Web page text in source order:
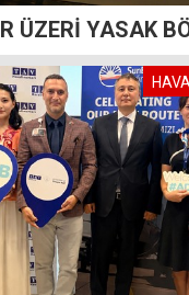
ÜZERİ YASAK